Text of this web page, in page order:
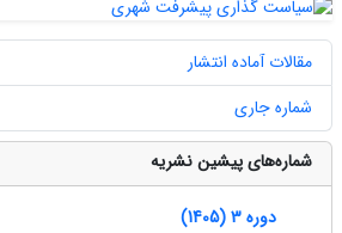
مقالات آماده انتشار
شماره جاری
شماره‌های پیشین نشریه
دوره 3 (1405)